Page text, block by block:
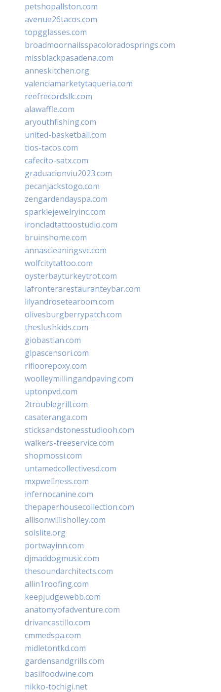
petshopallston.com
avenue26tacos.com
topgglasses.com
broadmoornailsspacoloradosprings.com
missblackpasadena.com
anneskitchen.org
valenciamarketytaqueria.com
reefrecordsllc.com
alawaffle.com
aryouthfishing.com
united-basketball.com
tios-tacos.com
cafecito-satx.com
graduacionviu2023.com
pecanjackstogo.com
zengardendayspa.com
sparklejewelryinc.com
ironcladtattoostudio.com
bruinshome.com
annascleaningsvc.com
wolfcitytattoo.com
oysterbayturkeytrot.com
lafronterarestauranteybar.com
lilyandrosetearoom.com
olivesburgberrypatch.com
theslushkids.com
giobastian.com
glpascensori.com
rifloorepoxy.com
woolleymillingandpaving.com
uptonpvd.com
2troublegrill.com
casateranga.com
sticksandstonesstudiooh.com
walkers-treeservice.com
shopmossi.com
untamedcollectivesd.com
mxpwellness.com
infernocanine.com
thepaperhousecollection.com
allisonwillisholley.com
solslite.org
portwayinn.com
djmaddogmusic.com
thesoundarchitects.com
allin1roofing.com
keepjudgewebb.com
anatomyofadventure.com
drivancastillo.com
cmmedspa.com
midletontkd.com
gardensandgrills.com
basilfoodwine.com
nikko-tochigi.net